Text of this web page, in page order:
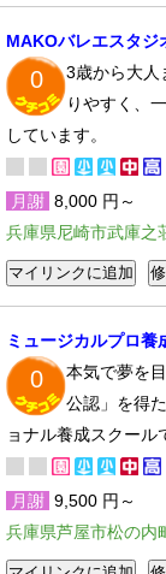
MAKOバレエスタジ
0
3歳から大人
りやすく、
しています。
月謝 8,000 円～
兵庫県尼崎市武庫之
ミュージカルプロ養
0
本気で夢を
公認」を得
ョナル養成スクール
月謝 9,500 円～
兵庫県芦屋市松の内